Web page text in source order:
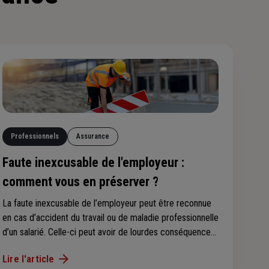
Professionnels Assurance
Faute inexcusable de l'employeur :
comment vous en préserver ?
La faute inexcusable de l’employeur peut être reconnue
en cas d’accident du travail ou de maladie professionnelle
d’un salarié. Celle-ci peut avoir de lourdes conséquences
sécurité de vos collaborateurs et protéger au mieux
Lire l'article